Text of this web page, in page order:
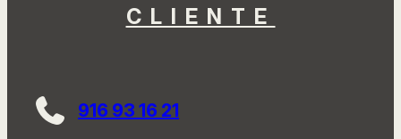
CLIENTE
916 93 16 21